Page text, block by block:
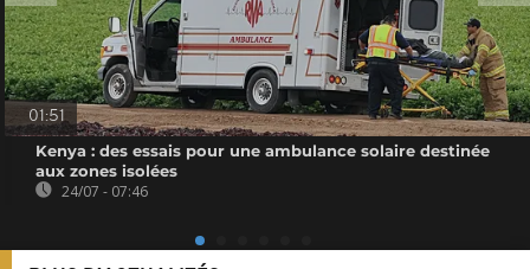
01:51
Kenya : des essais pour une ambulance solaire destinée
aux zones isolées
24/07 - 07:46